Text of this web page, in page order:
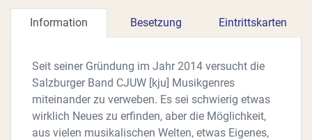
Information Besetzung Eintrittskarten
Seit seiner Gründung im Jahr 2014 versucht die
Salzburger Band CJUW [kju] Musikgenres
miteinander zu verweben. Es sei schwierig etwas
wirklich Neues zu erfinden, aber die Möglichkeit,
aus vielen musikalischen Welten, etwas Eigenes,